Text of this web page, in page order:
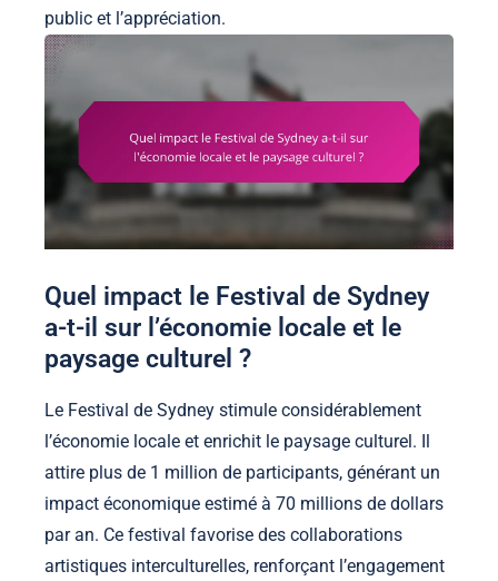
public et l’appréciation.
Quel impact le Festival de Sydney
a-t-il sur l’économie locale et le
paysage culturel ?
Le Festival de Sydney stimule considérablement
l’économie locale et enrichit le paysage culturel. Il
attire plus de 1 million de participants, générant un
impact économique estimé à 70 millions de dollars
par an. Ce festival favorise des collaborations
artistiques interculturelles, renforçant l’engagement